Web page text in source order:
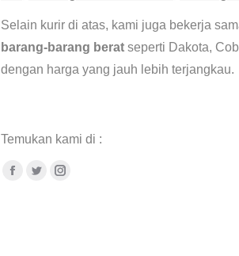
Selain kurir di atas, kami juga bekerja
barang-barang berat seperti Dakota,
dengan harga yang jauh lebih terjangkau.
Temukan kami di :
Facebook
TwitterInstagram